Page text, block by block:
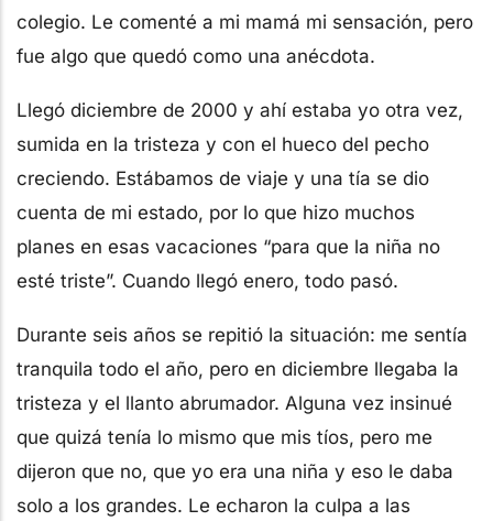
colegio. Le comenté a mi mamá mi sensación, pero
fue algo que quedó como una anécdota.
Llegó diciembre de 2000 y ahí estaba yo otra vez,
sumida en la tristeza y con el hueco del pecho
creciendo. Estábamos de viaje y una tía se dio
cuenta de mi estado, por lo que hizo muchos
planes en esas vacaciones “para que la niña no
esté triste”. Cuando llegó enero, todo pasó.
Durante seis años se repitió la situación: me sentía
tranquila todo el año, pero en diciembre llegaba la
tristeza y el llanto abrumador. Alguna vez insinué
que quizá tenía lo mismo que mis tíos, pero me
dijeron que no, que yo era una niña y eso le daba
solo a los grandes. Le echaron la culpa a las